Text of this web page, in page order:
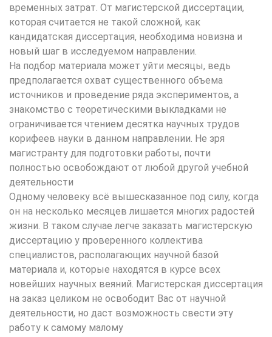
временных затрат. От магистерской диссертации,
которая считается не такой сложной, как
кандидатская диссертация, необходима новизна и
новый шаг в исследуемом направлении.
На подбор материала может уйти месяцы, ведь
предполагается охват существенного объема
источников и проведение ряда экспериментов, а
знакомство с теоретическими выкладками не
ограничивается чтением десятка научных трудов
корифеев науки в данном направлении. Не зря
магистранту для подготовки работы, почти
полностью освобождают от любой другой учебной
деятельности
Одному человеку всё вышесказанное под силу, когда
он на несколько месяцев лишается многих радостей
жизни. В таком случае легче заказать магистерскую
диссертацию у проверенного коллектива
специалистов, располагающих научной базой
материала и, которые находятся в курсе всех
новейших научных веяний. Магистерская диссертация
на заказ целиком не освободит Вас от научной
деятельности, но даст возможность свести эту
работу к самому малому